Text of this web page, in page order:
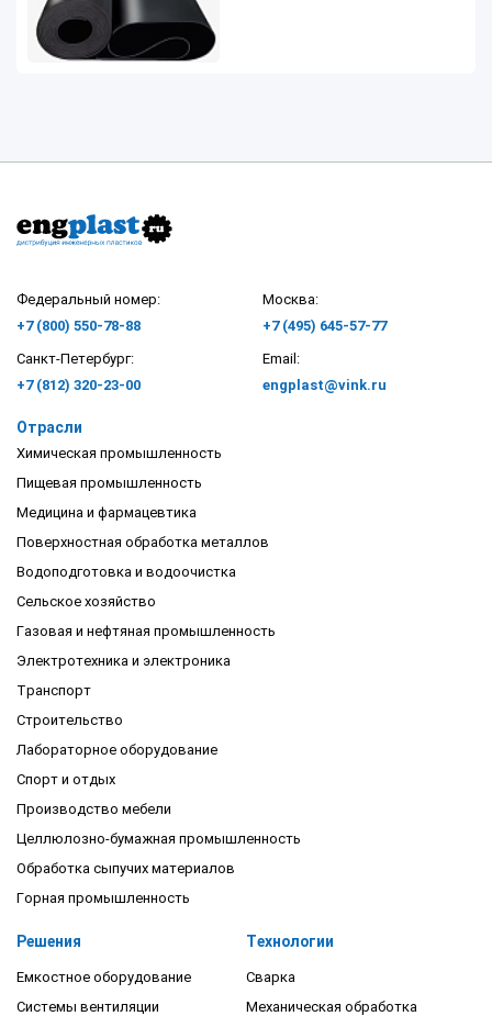
агрессивных сред и высокой
Федеральный номер:
+7 (800) 550-78-88
Москва:
+7 (495) 645-57-77
Санкт-Петербург:
+7 (812) 320-23-00
Email:
engplast@vink.ru
Отрасли
Химическая промышленность
Пищевая промышленность
Медицина и фармацевтика
Поверхностная обработка металлов
Водоподготовка и водоочистка
Сельское хозяйство
Газовая и нефтяная промышленность
Электротехника и электроника
Транспорт
Строительство
Лабораторное оборудование
Спорт и отдых
Производство мебели
Целлюлозно-бумажная промышленность
Обработка сыпучих материалов
Горная промышленность
Решения
Емкостное оборудование
Системы вентиляции
Технологии
Сварка
Механическая обработка